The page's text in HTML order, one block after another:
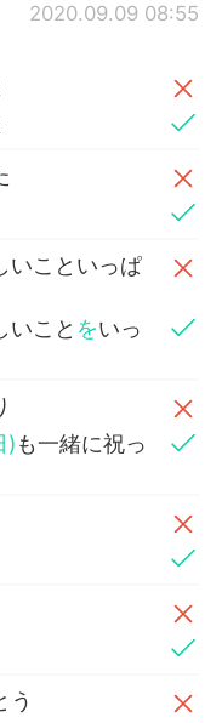
2020.09.09 08:55
いこといっぱ
いこと をいっ
)も一緒に祝っ
う